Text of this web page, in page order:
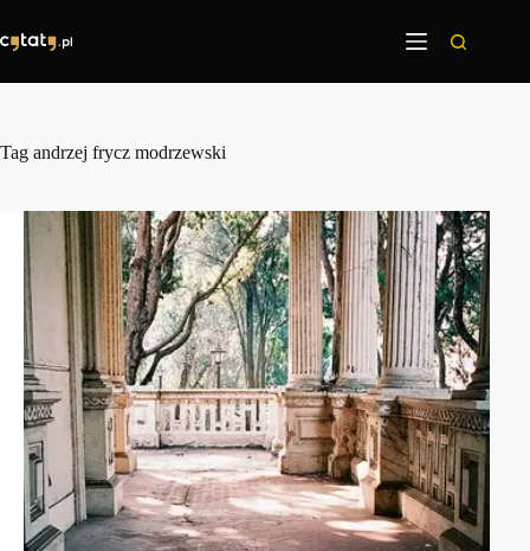
treści
Tag andrzej frycz modrzewski